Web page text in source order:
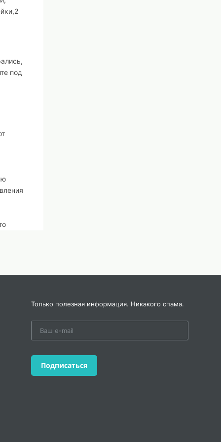
под
Только полезная информация. Никакого спама.
Подписаться